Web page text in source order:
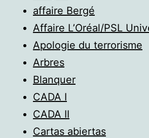
affaire Bergé
Affaire L’Oréal/PSL
Apologie du terrorisme
Arbres
Blanquer
CADA I
CADA II
Cartas abiertas